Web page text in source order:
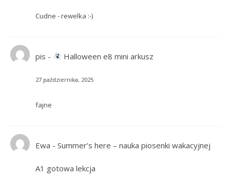
Cudne - rewelka :-)
pis - Halloween e8 mini arkusz
27 października, 2025
fajne
Ewa - Summer’s here – nauka piosenki wakacyjnej
A1 gotowa lekcja